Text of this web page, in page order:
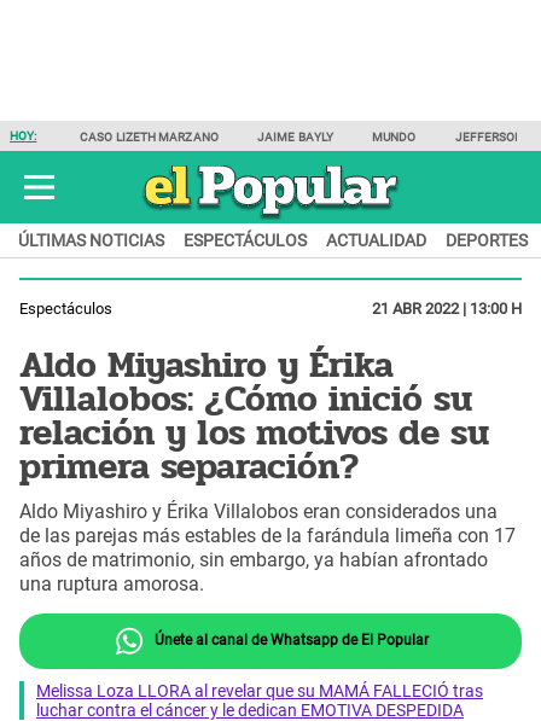
HOY: CASO LIZETH MARZANO JAIME BAYLY MUNDO JEFFERSON
ÚLTIMAS NOTICIAS ESPECTÁCULOS ACTUALIDAD DEPORTES
Espectáculos 21 ABR 2022 | 13:00 H
Aldo Miyashiro y Érika
Villalobos: ¿Cómo inició su
relación y los motivos de su
primera separación?
Aldo Miyashiro y Érika Villalobos eran considerados una
de las parejas más estables de la farándula limeña con 17
años de matrimonio, sin embargo, ya habían afrontado
una ruptura amorosa.
Únete al canal de Whatsapp de El Popular
Melissa Loza LLORA al revelar que su MAMÁ FALLECIÓ tras
luchar contra el cáncer y le dedican EMOTIVA DESPEDIDA